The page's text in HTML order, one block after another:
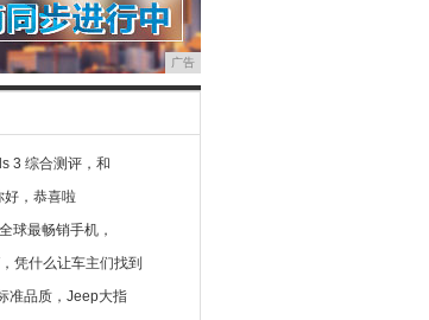
广告
3 综合测评，和
好，恭喜啦
球最畅销手机，
凭什么让车主们找到
准品质，Jeep大指